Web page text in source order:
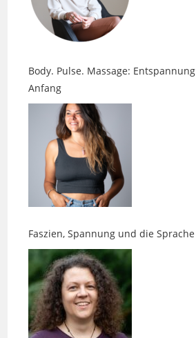
Body. Pulse. Massage:
Faszien, Spannung und die Sprache